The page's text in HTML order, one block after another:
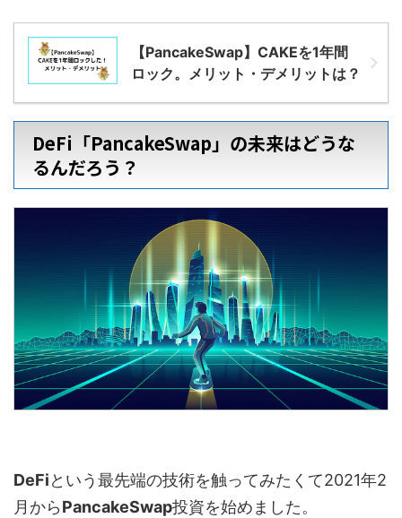
【PancakeSwap】CAKEを1年間
ロック。メリット・デメリットは？
DeFi「PancakeSwap」の未来はどうな
るんだろう？
DeFiという最先端の技術を触ってみたくて2021年2
月からPancakeSwap投資を始めました。